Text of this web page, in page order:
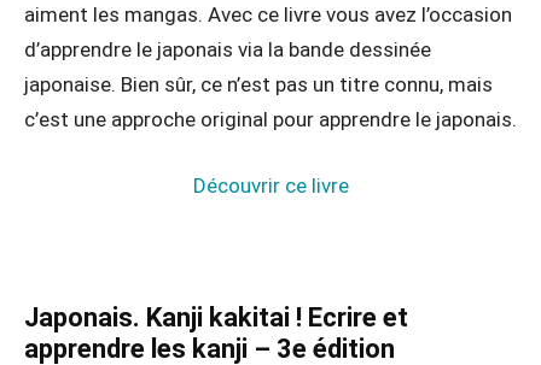
aiment les mangas. Avec ce livre vous avez l’occasion
d’apprendre le japonais via la bande dessinée
japonaise. Bien sûr, ce n’est pas un titre connu, mais
c’est une approche original pour apprendre le japonais.
Découvrir ce livre
Japonais. Kanji kakitai ! Ecrire et
apprendre les kanji – 3e édition